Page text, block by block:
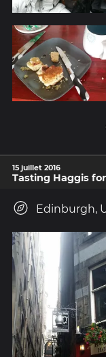
15 juillet 2016
Tasting Haggis
Edinburgh,